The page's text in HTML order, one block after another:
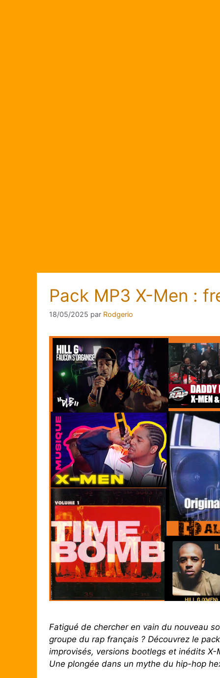
Pack MP3 X-Men :
18/05/2025 par Rodgerio
Fatigué de chercher en vain du nouveau
groupe du rap français ? Découvrez le
improvisés, versions bootlegs et inédits
Une plongée dans un mythe du hip-hop